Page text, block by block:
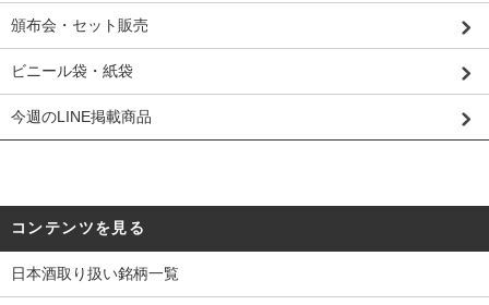
頒布会・セット販売
ビニール袋・紙袋
今週のLINE掲載商品
コンテンツを見る
日本酒取り扱い銘柄一覧